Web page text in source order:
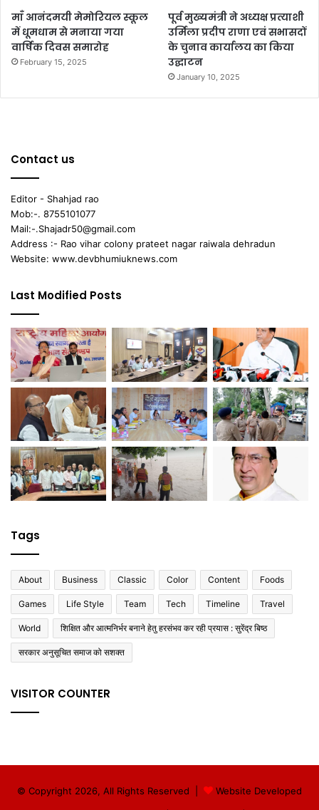
माँ आनंदमयी मेमोरियल स्कूल
में धूमधाम से मनाया गया
वार्षिक दिवस समारोह
February 15, 2025
पूर्व मुख्यमंत्री ने अध्यक्ष प्रत्याशी
उर्मिला प्रदीप राणा एवं सभासदों
के चुनाव कार्यालय का किया
उद्घाटन
January 10, 2025
Contact us
Editor - Shahjad rao
Mob:-. 8755101077
Mail:-.Shajadr50@gmail.com
Address :- Rao vihar colony prateet nagar raiwala dehradun
Website: www.devbhumiuknews.com
Last Modified Posts
Tags
About Business Classic Color Content Foods
Games Life Style Team Tech Timeline Travel
World शिक्षित और आत्मनिर्भर बनाने हेतु हरसंभव कर रही प्रयास : सुरेंद्र बिष्ठ
सरकार अनुसूचित समाज को सशक्त
VISITOR COUNTER
© Copyright 2026, All Rights Reserved |
Website Developed